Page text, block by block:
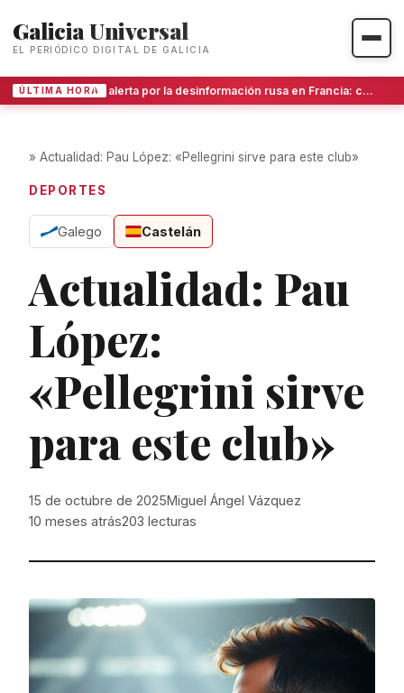
Galicia Universal
EL PERIÓDICO DIGITAL DE GALICIA
ÚLTIMA HORA La alerta por la desinformación rusa en Francia: cómo se vive la amenaza desde la perspectiva gallega
» Actualidad: Pau López: «Pellegrini sirve para este club»
DEPORTES
Galego Castelán
Actualidad: Pau
López:
«Pellegrini sirve
para este club»
15 de octubre de 2025Miguel Ángel Vázquez
10 meses atrás203 lecturas